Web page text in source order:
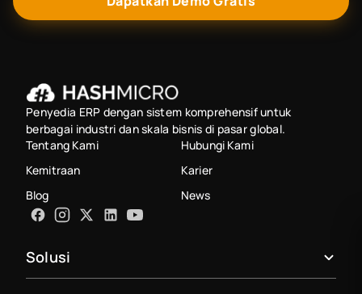
Penyedia ERP dengan sistem komprehensif untuk
berbagai industri dan skala bisnis di pasar global.
Tentang Kami
Hubungi Kami
Kemitraan
Karier
Blog
News
Solusi